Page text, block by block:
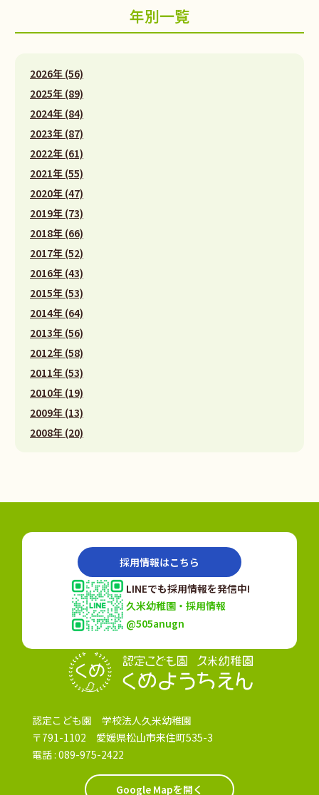
年別一覧
2026年 (56)
2025年 (89)
2024年 (84)
2023年 (87)
2022年 (61)
2021年 (55)
2020年 (47)
2019年 (73)
2018年 (66)
2017年 (52)
2016年 (43)
2015年 (53)
2014年 (64)
2013年 (56)
2012年 (58)
2011年 (53)
2010年 (19)
2009年 (13)
2008年 (20)
認定こども園 学校法人久米幼稚園
〒791-1102 愛媛県松山市来住町535-3
電話 : 089-975-2422
Google Mapを開く
採用情報はこちら
LINEでも採用情報を発信中!
久米幼稚園・採用情報
@505anugn